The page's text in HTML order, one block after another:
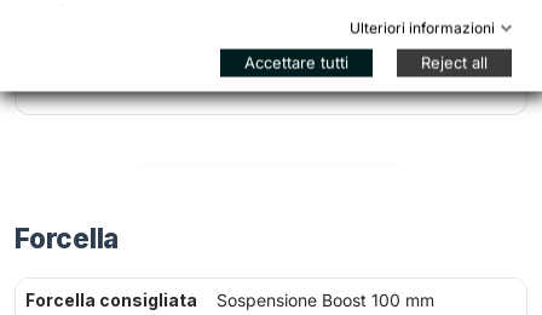
Acciaio inox sostituibile
Forcella
Forcella consigliata Sospensione Boost 100 mm
Ulteriori informazioni
Accettare tutti Reject all